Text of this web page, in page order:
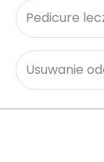
Pedicure
Usuwanie